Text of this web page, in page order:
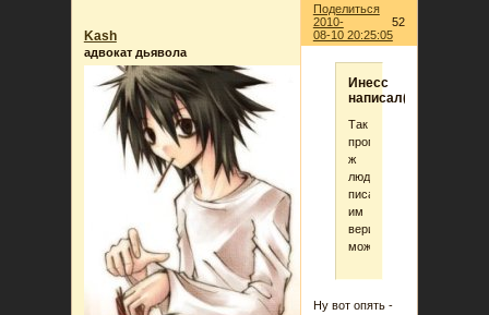
Поделиться
52
2010-
08-10 20:25:05
Kash
адвокат дьявола
Инеcc
написал(а):
Так
программу
ж
люди
писали...разве
им
верить
можно?
Ну вот опять -